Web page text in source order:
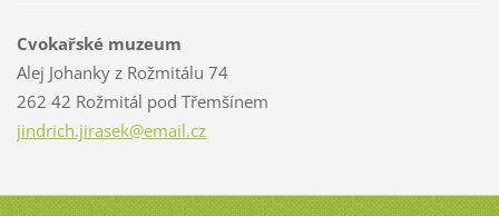
Cvokařské muzeum
Alej Johanky z Rožmitálu 74
262 42 Rožmitál pod Třemšínem
jindrich.jirasek@email.cz